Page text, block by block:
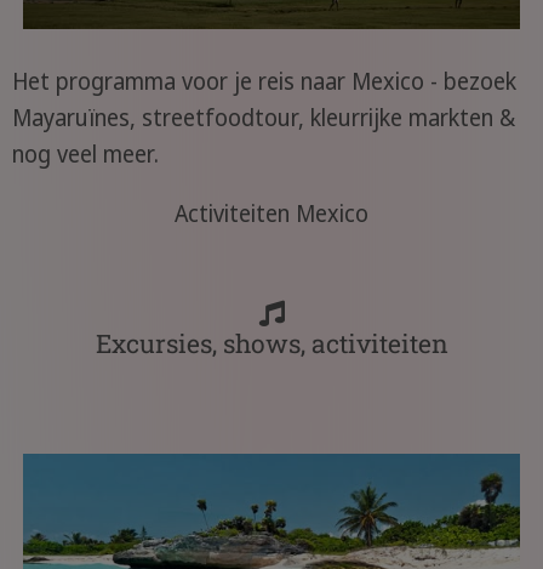
Het programma voor je reis naar Mexico - bezoek
Mayaruïnes, streetfoodtour, kleurrijke markten &
nog veel meer.
Activiteiten Mexico
Excursies, shows, activiteiten